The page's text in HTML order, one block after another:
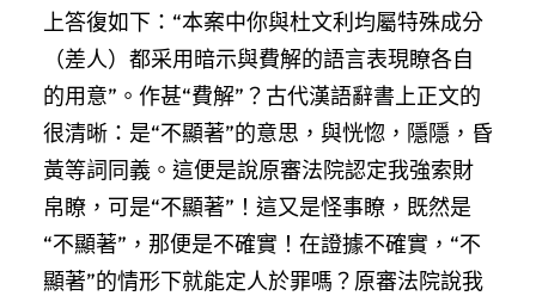
上答復如下：“本案中你與杜文利均屬特殊成分
（差人）都采用暗示與費解的語言表現瞭各自
的用意”。作甚“費解”？古代漢語辭書上正文的
很清晰：是“不顯著”的意思，與恍惚，隱隱，昏
黃等詞同義。這便是說原審法院認定我強索財
帛瞭，可是“不顯著”！這又是怪事瞭，既然是
“不顯著”，那便是不確實！在證據不確實，“不
顯著”的情形下就能定人於罪嗎？原審法院說我